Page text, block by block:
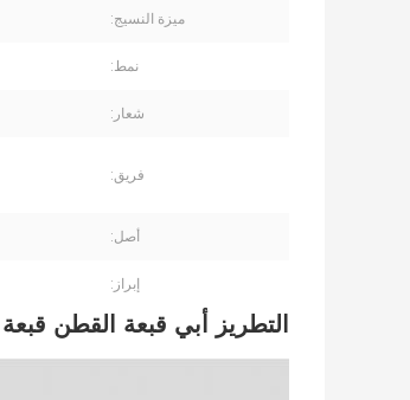
ميزة النسيج:
نمط:
شعار:
فريق:
أصل:
إبراز:
التطريز أبي قبعة القطن